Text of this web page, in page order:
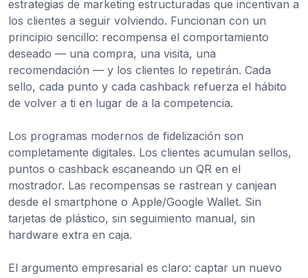
estrategias de marketing estructuradas que incentivan a
los clientes a seguir volviendo. Funcionan con un
principio sencillo: recompensa el comportamiento
deseado — una compra, una visita, una
recomendación — y los clientes lo repetirán. Cada
sello, cada punto y cada cashback refuerza el hábito
de volver a ti en lugar de a la competencia.
Los programas modernos de fidelización son
completamente digitales. Los clientes acumulan sellos,
puntos o cashback escaneando un QR en el
mostrador. Las recompensas se rastrean y canjean
desde el smartphone o Apple/Google Wallet. Sin
tarjetas de plástico, sin seguimiento manual, sin
hardware extra en caja.
El argumento empresarial es claro: captar un nuevo